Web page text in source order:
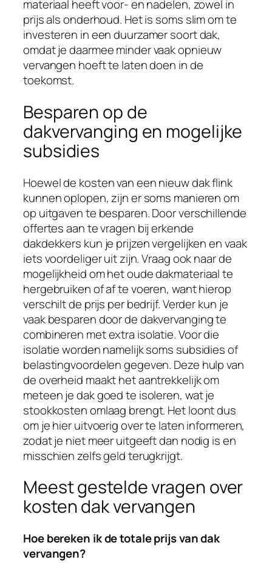
materiaal heeft voor- en nadelen, zowel in
prijs als onderhoud. Het is soms slim om te
investeren in een duurzamer soort dak,
omdat je daarmee minder vaak opnieuw
vervangen hoeft te laten doen in de
toekomst.
Besparen op de
dakvervanging en mogelijke
subsidies
Hoewel de kosten van een nieuw dak flink
kunnen oplopen, zijn er soms manieren om
op uitgaven te besparen. Door verschillende
offertes aan te vragen bij erkende
dakdekkers kun je prijzen vergelijken en vaak
iets voordeliger uit zijn. Vraag ook naar de
mogelijkheid om het oude dakmateriaal te
hergebruiken of af te voeren, want hierop
verschilt de prijs per bedrijf. Verder kun je
vaak besparen door de dakvervanging te
combineren met extra isolatie. Voor die
isolatie worden namelijk soms subsidies of
belastingvoordelen gegeven. Deze hulp van
de overheid maakt het aantrekkelijk om
meteen je dak goed te isoleren, wat je
stookkosten omlaag brengt. Het loont dus
om je hier uitvoerig over te laten informeren,
zodat je niet meer uitgeeft dan nodig is en
misschien zelfs geld terugkrijgt.
Meest gestelde vragen over
kosten dak vervangen
Hoe bereken ik de totale prijs van dak
vervangen?